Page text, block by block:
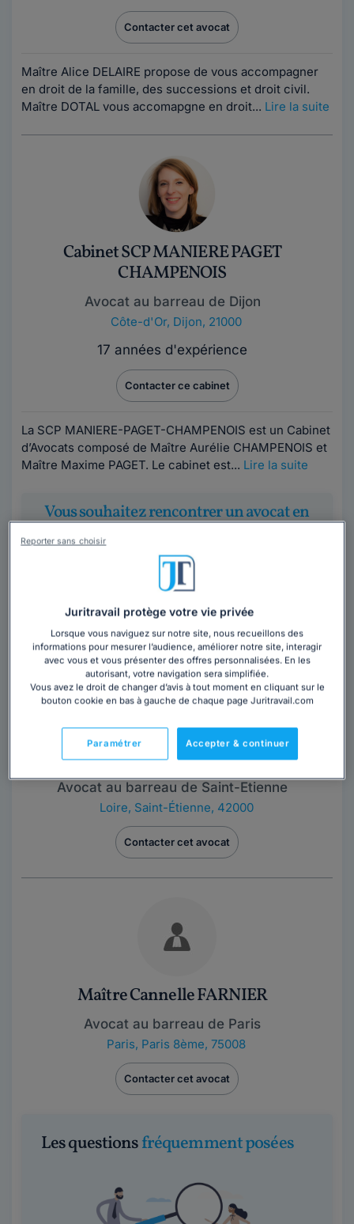
Contacter cet avocat
Maître Alice DELAIRE propose de vous accompagner
en droit de la famille, des successions et droit civil.
Maître DOTAL vous accomapgne en droit... Lire la suite
Cabinet SCP MANIERE PAGET
CHAMPENOIS
Avocat au barreau de Dijon
Côte-d'Or, Dijon, 21000
17 années d'expérience
Contacter ce cabinet
La SCP MANIERE-PAGET-CHAMPENOIS est un Cabinet
d’Avocats composé de Maître Aurélie CHAMPENOIS et
Maître Maxime PAGET. Le cabinet est... Lire la suite
Vous souhaitez rencontrer un avocat en
Obtenez 3 devis d'avocats près de chez vous
Trouver un avocat
Maître Jean-Pierre COCHET
Avocat au barreau de Saint-Etienne
Loire, Saint-Étienne, 42000
Contacter cet avocat
Maître Cannelle FARNIER
Avocat au barreau de Paris
Paris, Paris 8ème, 75008
Contacter cet avocat
Les questionsfréquemment posées
Juritravail protège votre vie privée
Lorsque vous naviguez sur notre site, nous recueillons des
informations pour mesurer l’audience, améliorer notre site, interagir
avec vous et vous présenter des offres personnalisées. En les
autorisant, votre navigation sera simplifiée.
Vous avez le droit de changer d’avis à tout moment en cliquant sur le
bouton cookie en bas à gauche de chaque page Juritravail.com
Accepter & continuer
Paramétrer
Reporter sans choisir